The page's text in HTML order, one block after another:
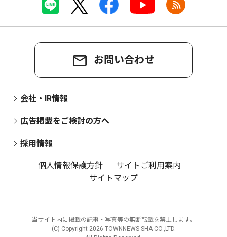
お問い合わせ
会社・IR情報
広告掲載をご検討の方へ
採用情報
個人情報保護方針
サイトご利用案内
サイトマップ
当サイト内に掲載の記事・写真等の無断転載を禁止します。
(C) Copyright 2026 TOWNNEWS-SHA CO.,LTD.